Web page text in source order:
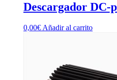
Descargador DC-
0,00€ Añadir al carrito